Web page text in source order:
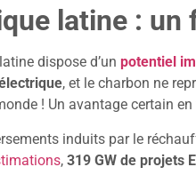
latine :
dispose d’un potentiel
, et le charbon ne
! Un avantage certain
induits par le
, 319 GW de projets